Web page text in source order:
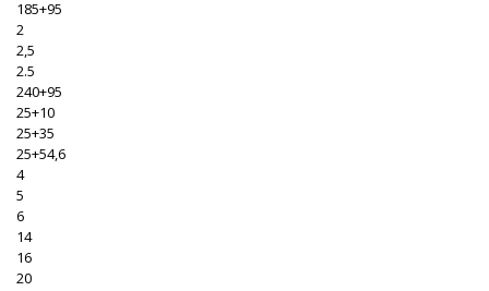
185+95
2
2,5
2.5
240+95
25+10
25+35
25+54,6
4
5
6
14
16
20